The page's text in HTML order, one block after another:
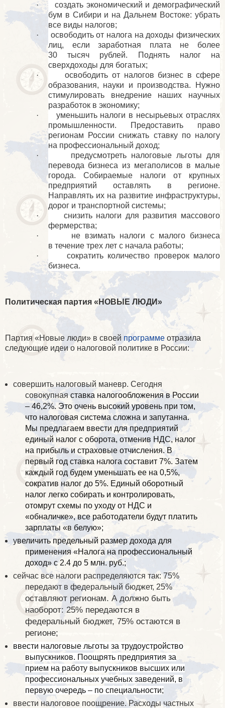
·
создать экономический и демографический
бум в Сибири и на Дальнем Востоке: убрать
все виды налогов;
·
освободить от налога на доходы физических
лиц, если заработная плата не более
30 тысяч рублей. Поднять налог на
сверхдоходы для богатых;
·
освободить от налогов бизнес в сфере
образования, науки и производства. Нужно
стимулировать внедрение наших научных
разработок в экономику;
·
уменьшить налоги в несырьевых отраслях
промышленности. Предоставить право
регионам России снижать ставку по налогу
на профессиональный доход;
·
предусмотреть налоговые льготы для
перевода бизнеса из мегаполисов в малые
города. Собираемые налоги от крупных
предприятий оставлять в регионе.
Направлять их на развитие инфраструктуры,
дорог и транспортной системы;
·
снизить налоги для развития массового
фермерства;
·
не взимать налоги с малого бизнеса
в течение трех лет с начала работы;
·
сократить количество проверок малого
бизнеса.
Политическая партия «НОВЫЕ ЛЮДИ»
Партия «Новые люди» в своей программе отразила
следующие идеи о налоговой политике в России:
совершить налоговый маневр. Сегодня
совокупнаяставка налогообложения в России
– 46,2%. Это очень высокий уровень при том,
что налоговая система сложна и запутанна.
Мы предлагаем ввести для предприятий
единый налог с оборота, отменив НДС, налог
на прибыль и страховые отчисления. В
первый год ставка налога составит 7%. Затем
каждый год будем уменьшать ее на 0,5%,
сократив налог до 5%. Единый оборотный
налог легко собирать и контролировать,
отомрут схемы по уходу от НДС и
«обналичке», все работодатели будут платить
зарплаты «в белую»;
увеличить предельный размер дохода для
применения «Налога на профессиональный
доход» с 2.4 до 5 млн. руб.;
сейчас все налоги распределяются так: 75%
передают в федеральный бюджет, 25%
оставляют регионам. А должно быть
наоборот: 25% передаются в
федеральный бюджет, 75% остаются в
регионе;
ввести налоговые льготы за трудоустройство
выпускников. Поощрять предприятия за
прием на работу выпускников высших или
профессиональных учебных заведений, в
первую очередь – по специальности;
ввести налоговое поощрение. Расходы частных